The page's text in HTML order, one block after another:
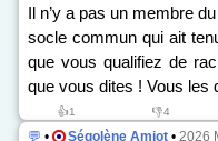
Il n’y a pas un membre
socle commun qui ait
que vous qualifiez de
que vous dites ! Vous les
👍1 👎4
💬 • Ségolène Amiot • 2026